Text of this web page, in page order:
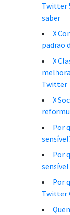
Twitter
saber
X
padrão
X
Twitter
X
Por
Por
Por
Twitter